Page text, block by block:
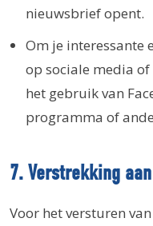
nieuwsbrief opent.
Om je interessante
op sociale media
het gebruik van
programma of
7. Verstrekking
Voor het versturen